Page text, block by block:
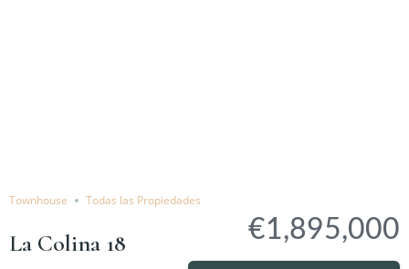
Townhouse Todas las Propiedades
La Colina 18 €1,895,000